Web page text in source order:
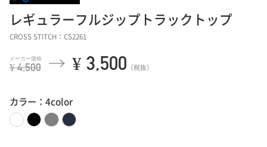
レギュラーフルジップトラックトップ
CROSS STITCH：CS2261
¥ 4,500 ¥ 3,500 （税抜）
カラー：4color